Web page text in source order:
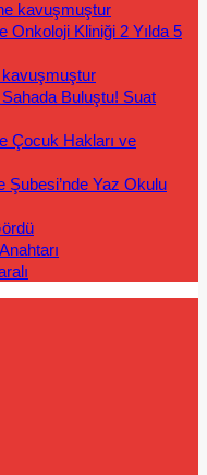
kavuşmuştur
Onkoloji Kliniği 2 Yılda 5
kavuşmuştur
Buluştu! Suat
Çocuk Hakları ve
Yaz Okulu